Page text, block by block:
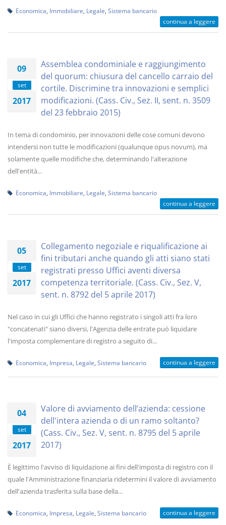
Economica Immobiliare Legale Sistema bancario
continua a leggere
09
set
2017
Assemblea condominiale e raggiungimento
del quorum: chiusura del cancello carraio del
cortile. Discrimine tra innovazioni e semplici
modificazioni. (Cass. Civ., Sez. II, sent. n. 3509
del 23 febbraio 2015)
In tema di condominio, per innovazioni delle cose comuni devono
intendersi non tutte le modificazioni (qualunque opus novum), ma
solamente quelle modifiche che, determinando l'alterazione
dell'entità...
Economica Immobiliare Legale Sistema bancario
continua a leggere
05
set
2017
Collegamento negoziale e riqualificazione ai
fini tributari anche quando gli atti siano stati
registrati presso Uffici aventi diversa
competenza territoriale. (Cass. Civ., Sez. V,
sent. n. 8792 del 5 aprile 2017)
Nel caso in cui gli Uffici che hanno registrato i singoli atti fra loro
"concatenati" siano diversi, l'Agenzia delle entrate può liquidare
l'imposta complementare di registro a seguito di...
Economica Impresa Legale Sistema bancario continua a leggere
04
set
2017
Valore di avviamento dell’azienda: cessione
dell'intera azienda o di un ramo soltanto?
(Cass. Civ., Sez. V, sent. n. 8795 del 5 aprile
2017)
È legittimo l'avviso di liquidazione ai fini dell'imposta di registro con il
quale l'Amministrazione finanziaria ridetermini il valore di avviamento
dell'azienda trasferita sulla base della...
Economica Impresa Legale Sistema bancario continua a leggere